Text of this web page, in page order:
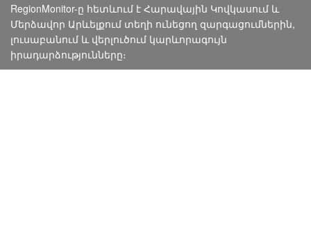
RegionMonitor-ը հետևում է Հարավային Կովկասում և
Մերձավոր Արևելքում տեղի ունեցող զարգացումներին,
լուսաբանում և վերլուծում կարևորագույն
իրադարձությունները։